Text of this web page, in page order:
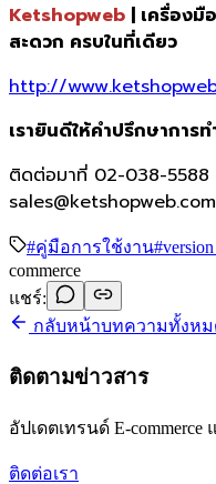
Ketshopweb | เครื่องมื
สะดวก ครบในที่เดียว
http://
เรายินดีให้คำปรึกษาการ
ติดต่อมาที่ 02-038-5588
sales@ketshopweb.com
#คู่มือการใช้งาน#
commerce
แชร์:
กลับหน้าบทความทั้งห
ติดตามข่าวสาร
อัปเดตเทรนด์ E-
ติดต่อเรา